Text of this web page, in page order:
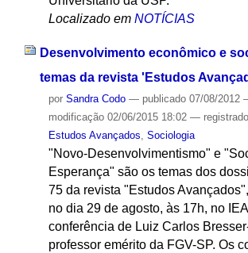
Localizado em NOTÍCIAS
Desenvolvimento econômico e
temas da revista 'Estudos
por Sandra Codo — publicado07/08/2012
modificação02/06/2015 18:02 —
Estudos Avançados, Sociologia
"Novo-Desenvolvimentismo" e
Esperança" são os temas dos
75 da revista "Estudos
no dia 29 de agosto, às 17h, no
conferência de Luiz Carlos
professor emérito da FGV-SP. Os